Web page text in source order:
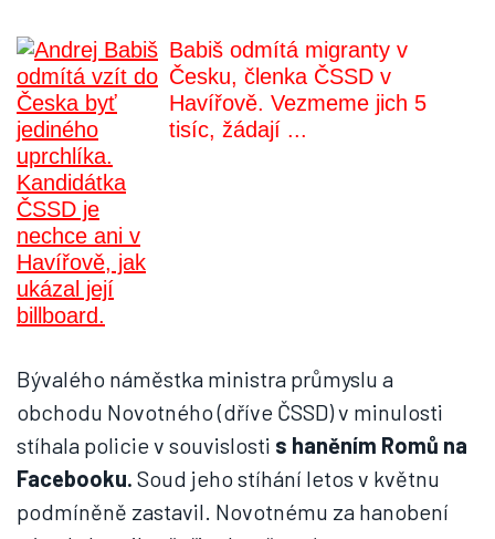
Babiš odmítá migranty v
Česku, členka ČSSD v
Havířově. Vezmeme jich 5
tisíc, žádají ...
Bývalého náměstka ministra průmyslu a
obchodu Novotného (dříve ČSSD) v minulosti
stíhala policie v souvislosti s haněním Romů na
Facebooku. Soud jeho stíhání letos v květnu
podmíněně zastavil. Novotnému za hanobení